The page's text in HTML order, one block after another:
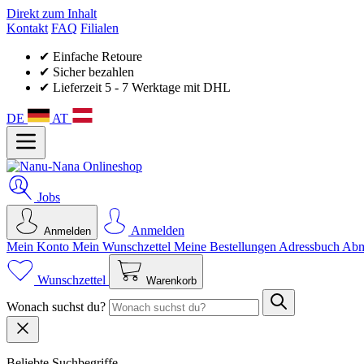
Direkt zum Inhalt
Kontakt FAQ Filialen
✔ Einfache Retoure
✔ Sicher bezahlen
✔ Lieferzeit 5 - 7 Werktage mit DHL
DE AT
Jobs
Anmelden
Anmelden
Mein Konto Mein Wunsch­zettel Meine Bestellungen Adressbuch
Wunschzettel Warenkorb
Wonach suchst du?